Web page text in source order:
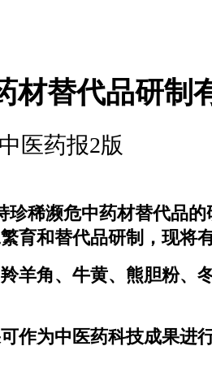
材替代品研制
医药报2版
稀濒危中药材替代品
育和替代品研制，现将
羊角、牛黄、熊胆粉、
作为中医药科技成果进